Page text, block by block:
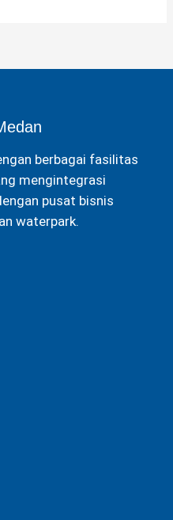
berbagai fasilitas
mengintegrasi
pusat bisnis
waterpark.